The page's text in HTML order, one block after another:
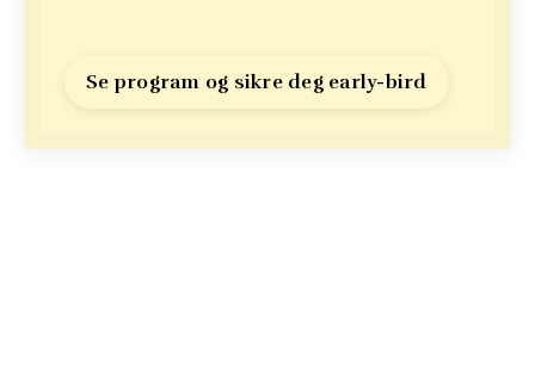
Se program og sikre deg early-bird